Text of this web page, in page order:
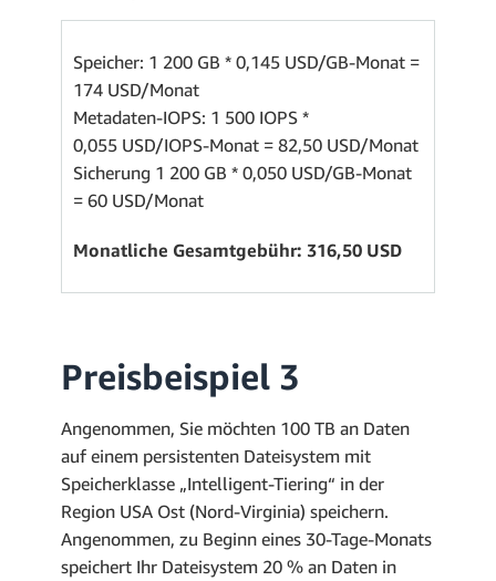
Speicher: 1 200 GB * 0,145 USD/GB-Monat =
174 USD/Monat
Metadaten-IOPS: 1 500 IOPS *
0,055 USD/IOPS-Monat = 82,50 USD/Monat
Sicherung 1 200 GB * 0,050 USD/GB-Monat
= 60 USD/Monat
Monatliche Gesamtgebühr: 316,50 USD
Preisbeispiel 3
Angenommen, Sie möchten 100 TB an Daten
auf einem persistenten Dateisystem mit
Speicherklasse „Intelligent-Tiering“ in der
Region USA Ost (Nord-Virginia) speichern.
Angenommen, zu Beginn eines 30-Tage-Monats
speichert Ihr Dateisystem 20 % an Daten in